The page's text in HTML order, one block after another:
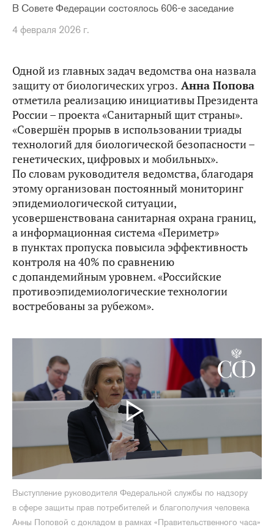
В Совете Федерации состоялось 606-е заседание
4 февраля 2026 г.
Одной из главных задач ведомства она назвала
защиту от биологических угроз. Анна Попова
отметила реализацию инициативы Президента
России – проекта «Санитарный щит страны».
«Совершён прорыв в использовании триады
технологий для биологической безопасности –
генетических, цифровых и мобильных».
По словам руководителя ведомства, благодаря
этому организован постоянный мониторинг
эпидемиологической ситуации,
усовершенствована санитарная охрана границ,
а информационная система «Периметр»
в пунктах пропуска повысила эффективность
контроля на 40% по сравнению
с допандемийным уровнем. «Российские
противоэпидемиологические технологии
востребованы за рубежом».
Выступление руководителя Федеральной службы по надзору
в сфере защиты прав потребителей и благополучия человека
Анны Поповой с докладом в рамках «Правительственного часа»